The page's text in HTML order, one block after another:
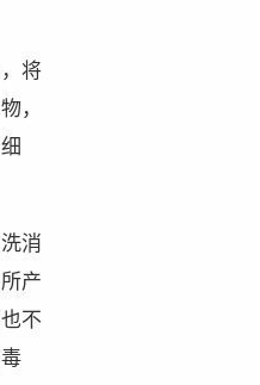
将
，
消
产
不